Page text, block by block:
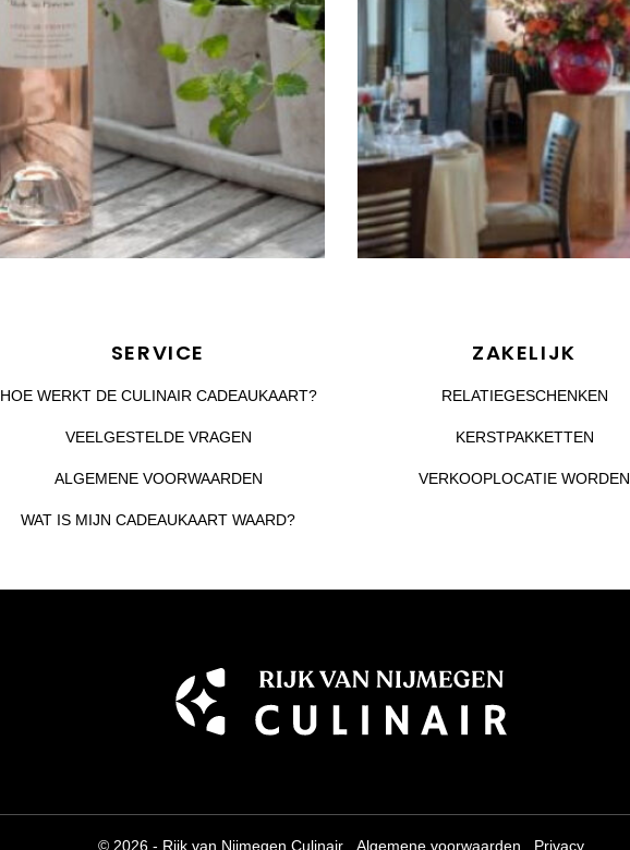
SERVICE
HOE WERKT DE CULINAIR CADEAUKAART?
VEELGESTELDE VRAGEN
ALGEMENE VOORWAARDEN
WAT IS MIJN CADEAUKAART WAARD?
ZAKELIJK
RELATIEGESCHENKEN
KERSTPAKKETTEN
VERKOOPLOCATIE WORDEN
© 2026 - Rijk van Nijmegen Culinair Algemene voorwaarden Privacy